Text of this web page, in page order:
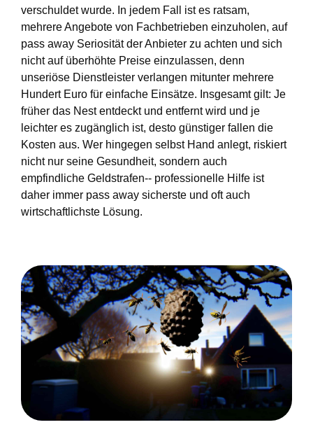
verschuldet wurde. In jedem Fall ist es ratsam,
mehrere Angebote von Fachbetrieben einzuholen, auf
pass away Seriosität der Anbieter zu achten und sich
nicht auf überhöhte Preise einzulassen, denn
unseriöse Dienstleister verlangen mitunter mehrere
Hundert Euro für einfache Einsätze. Insgesamt gilt: Je
früher das Nest entdeckt und entfernt wird und je
leichter es zugänglich ist, desto günstiger fallen die
Kosten aus. Wer hingegen selbst Hand anlegt, riskiert
nicht nur seine Gesundheit, sondern auch
empfindliche Geldstrafen-- professionelle Hilfe ist
daher immer pass away sicherste und oft auch
wirtschaftlichste Lösung.